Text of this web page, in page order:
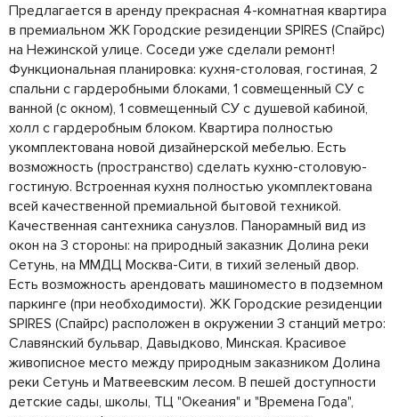
Предлагается в аренду прекрасная 4-комнатная квартира
в премиальном ЖК Городские резиденции SPIRES (Спайрс)
на Нежинской улице. Соседи уже сделали ремонт!
Функциональная планировка: кухня-столовая, гостиная, 2
спальни с гардеробными блоками, 1 совмещенный СУ с
ванной (с окном), 1 совмещенный СУ с душевой кабиной,
холл с гардеробным блоком. Квартира полностью
укомплектована новой дизайнерской мебелью. Есть
возможность (пространство) сделать кухню-столовую-
гостиную. Встроенная кухня полностью укомплектована
всей качественной премиальной бытовой техникой.
Качественная сантехника санузлов. Панорамный вид из
окон на 3 стороны: на природный заказник Долина реки
Сетунь, на ММДЦ Москва-Сити, в тихий зеленый двор.
Есть возможность арендовать машиноместо в подземном
паркинге (при необходимости). ЖК Городские резиденции
SPIRES (Спайрс) расположен в окружении 3 станций метро:
Славянский бульвар, Давыдково, Минская. Красивое
живописное место между природным заказником Долина
реки Сетунь и Матвеевским лесом. В пешей доступности
детские сады, школы, ТЦ "Океания" и "Времена Года",